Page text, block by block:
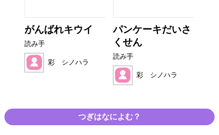
がんばれキウイ
読み手
彩 シノハラ
パンケーキだいさ
くせん
読み手
彩 シノハラ
つぎはなによむ？